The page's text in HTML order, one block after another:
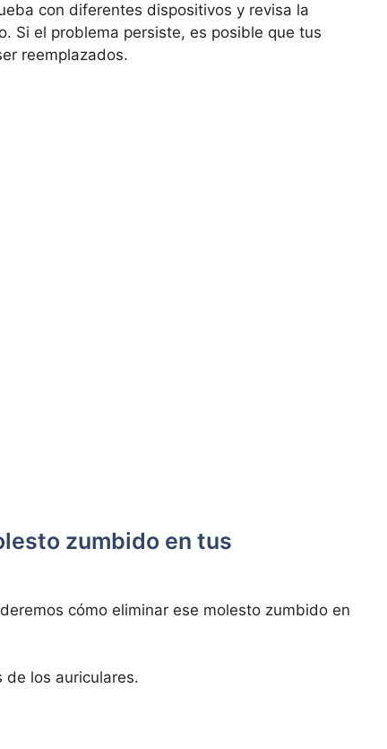
con diferentes dispositivos y revisa la
Si el problema persiste, es posible que tus
reemplazados.
zumbido en tus
cómo eliminar ese molesto zumbido en
de los auriculares.